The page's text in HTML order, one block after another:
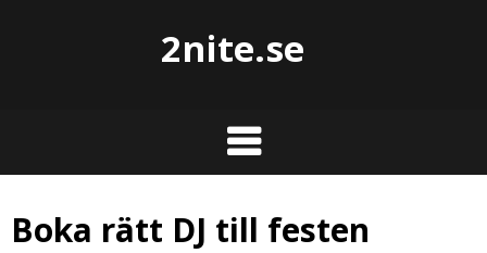
2nite.se
Boka rätt DJ till festen